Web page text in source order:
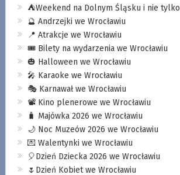
⛺️Weekend na Dolnym Śląsku i nie tylko
🔮 Andrzejki we Wrocławiu
📍 Atrakcje we Wrocławiu
🎟️ Bilety na wydarzenia we Wrocławiu
🎃 Halloween we Wrocławiu
🎤 Karaoke we Wrocławiu
🎭 Karnawał we Wrocławiu
📽️ Kino plenerowe we Wrocławiu
🧳 Majówka 2026 we Wrocławiu
🌙 Noc Muzeów 2026 we Wrocławiu
💌 Walentynki we Wrocławiu
🎈Dzień Dziecka 2026 we Wrocławiu
🌷Dzień Kobiet we Wrocławiu